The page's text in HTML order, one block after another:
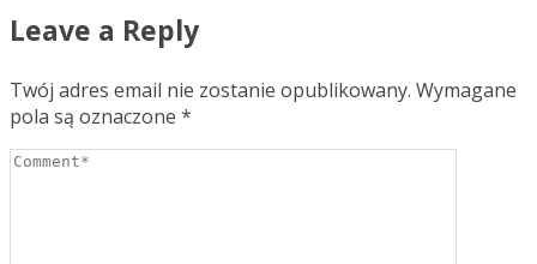
Leave a Reply
Twój adres email nie zostanie opublikowany. Wymagane
pola są oznaczone *